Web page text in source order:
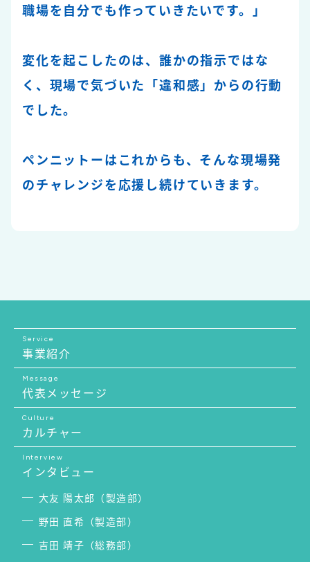
職場を自分でも作っていきたいです。」
変化を起こしたのは、誰かの指示ではな
く、現場で気づいた「違和感」からの行動
でした。
ペンニットーはこれからも、そんな現場発
のチャレンジを応援し続けていきます。
Service
事業紹介
Message
代表メッセージ
Culture
カルチャー
Interview
インタビュー
大友 陽太郎（製造部）
野田 直希（製造部）
吉田 靖子（総務部）